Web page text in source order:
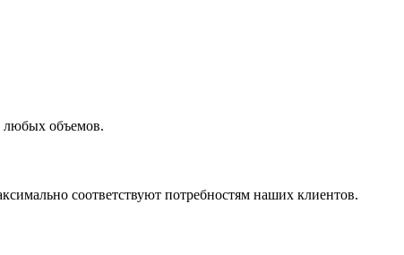
любых объемов.
соответствуют потребностям наших клиентов.